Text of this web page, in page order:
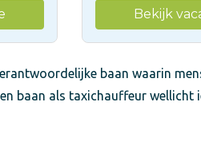
Bekijk
baan waarin
baan als taxichauffeur